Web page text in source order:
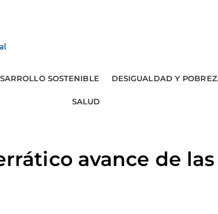
SOSTENIBLE DESIGUALDAD Y
SALUD
avance de las